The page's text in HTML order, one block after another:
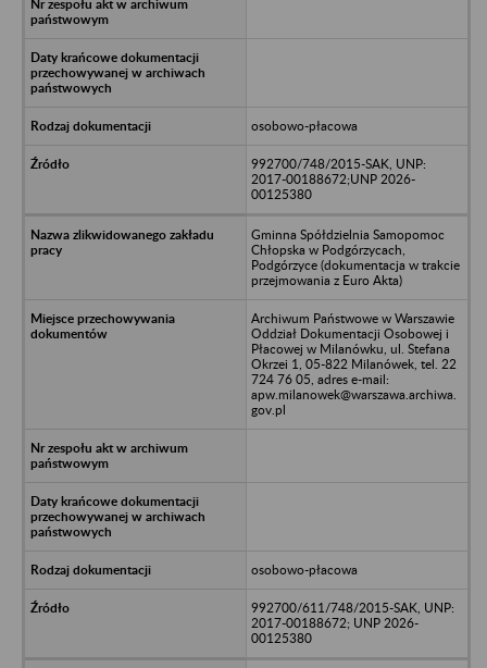
osobowo-płacowa
992700/748/2015-SAK, UNP:
2017-00188672;UNP 2026-
00125380
Gminna Spółdzielnia Samopomoc
Chłopska w Podgórzycach,
Podgórzyce (dokumentacja w trakcie
przejmowania z Euro Akta)
Archiwum Państwowe w Warszawie
Oddział Dokumentacji Osobowej i
Płacowej w Milanówku, ul. Stefana
Okrzei 1, 05-822 Milanówek, tel. 22
724 76 05, adres e-mail:
apw.milanowek@warszawa.archiwa.
gov.pl
osobowo-płacowa
992700/611/748/2015-SAK, UNP:
2017-00188672; UNP 2026-
00125380